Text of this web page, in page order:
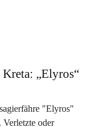
„Elyros“
"Elyros"
oder